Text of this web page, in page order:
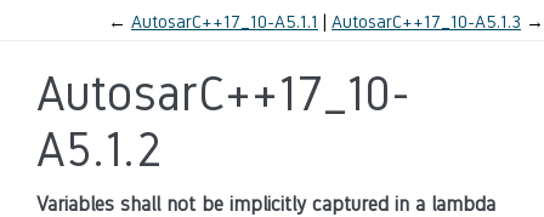
← AutosarC++17_10-A5.1.1 AutosarC++17_10-A5.1.3 →
AutosarC++17_10-
A5.1.2
Variables shall not be implicitly captured in a lambda